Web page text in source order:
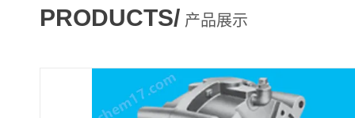
PRODUCTS/ 产品展示